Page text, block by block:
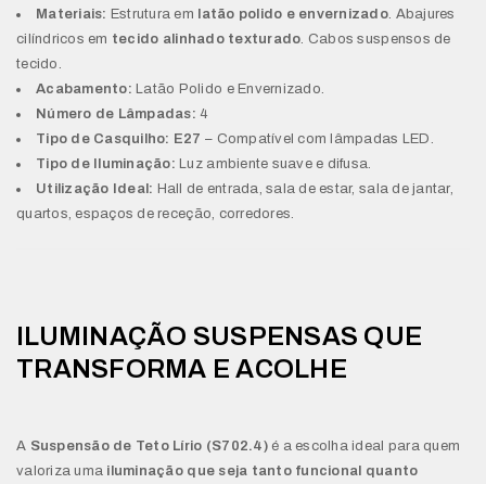
Materiais: Estrutura em latão polido e envernizado . Abajures
cilíndricos em tecido alinhado texturado . Cabos suspensos de
tecido.
Acabamento: Latão Polido e Envernizado.
Número de Lâmpadas: 4
Tipo de Casquilho: E27 – Compatível com lâmpadas LED.
Tipo de Iluminação: Luz ambiente suave e difusa.
Utilização Ideal: Hall de entrada, sala de estar, sala de jantar,
quartos, espaços de receção, corredores.
ILUMINAÇÃO SUSPENSAS QUE
TRANSFORMA E ACOLHE
A Suspensão de Teto Lírio (S702.4)é a escolha ideal para quem
valoriza uma iluminação que seja tanto funcional quanto